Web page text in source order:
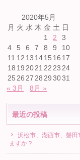
2020年5月
月 火 水 木 金 土 日
1
2
3
4
5 6 7 8 9
10
11 12 13 1415 16 17
18 19 2021 22 23 24
25 26 27 28 29 3031
« 3月
8月 »
最近の投稿
浜松市、湖西市、磐
ますか？